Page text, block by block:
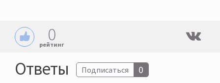
0
рейтинг
Ответы Подписаться 0